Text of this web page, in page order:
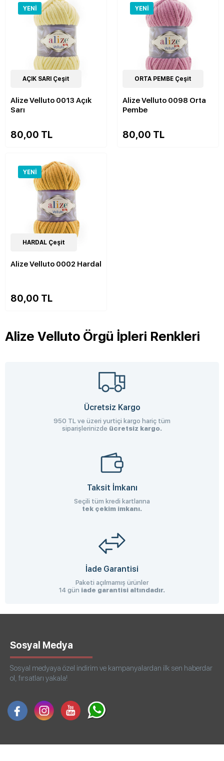
YENI
52Çeşit
AÇIK SARI Çeşit
Alize Velluto 0013 Açık
Sarı
80,00 TL
YENI
52Çeşit
ORTA PEMBE Çeşit
Alize Velluto 0098 Orta
Pembe
80,00 TL
YENI
52Çeşit
HARDAL Çeşit
Alize Velluto 0002 Hardal
80,00 TL
Alize Velluto Örgü İpleri Renkleri
Ücretsiz Kargo
950 TL ve üzeri yurtiçi kargo hariç tüm
siparişlerinizde ücretsiz kargo.
Taksit İmkanı
Seçili tüm kredi kartlarına
tek çekim imkanı.
İade Garantisi
Paketi açılmamış ürünler
14 gün iade garantisi altındadır.
Sosyal Medya
Sosyal medyaya özel indirim ve kampanyalardan ilk sen haberdar
ol, fırsatları yakala!